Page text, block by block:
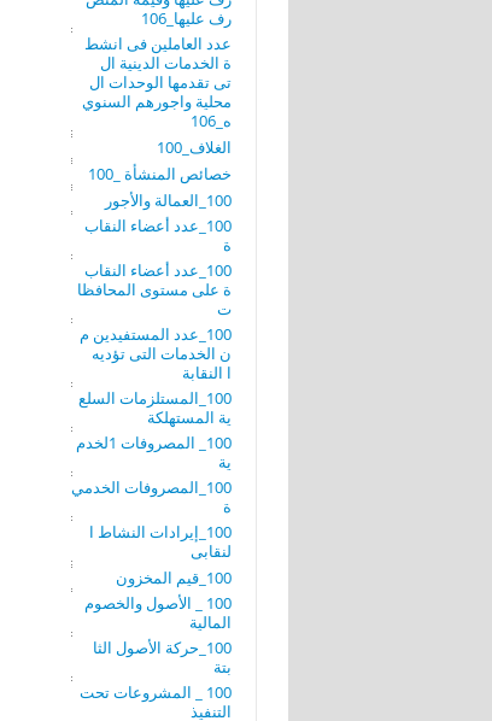
رف عليها_106
عدد العاملين فى انشط
ة الخدمات الدينية ال
تى تقدمها الوحدات ال
محلية واجورهم السنوي
ه_106
الغلاف_100
خصائص المنشأة _100
100_العمالة والأجور
100_عدد أعضاء النقاب
ة
100_عدد أعضاء النقاب
ة على مستوى المحافظا
ت
100_عدد المستفيدين م
ن الخدمات التى تؤديه
ا النقابة
100_المستلزمات السلع
ية المستهلكة
100_ المصروفات 1لخدم
ية
100_المصروفات الخدمي
ة
100_إيرادات النشاط ا
لنقابى
100_قيم المخزون
100 _ الأصول والخصوم
المالية
100_حركة الأصول الثا
بتة
100 _ المشروعات تحت
التنفيذ